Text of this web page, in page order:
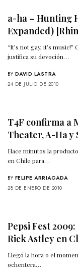
a-ha – Hunting
Expanded)
“It’s not gay, it’s
justifica su devoción…
BY DAVID LASTRA
24 DE JULIO DE 2010
T4F confirma a
Theater, A-Ha y
Hace minutos la
en Chile para…
BY FELIPE ARRIAGADA
28 DE ENERO DE 2010
Pepsi Fest
Rick Astley en
Llegó la hora o el
ochentera…